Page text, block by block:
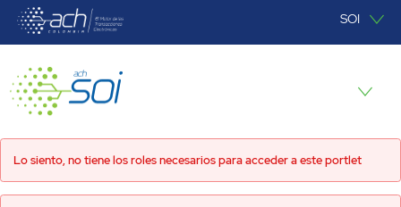
Saltar al contenido principal SOI
SOI
Lo siento, no tiene los roles necesarios para acceder a este portlet